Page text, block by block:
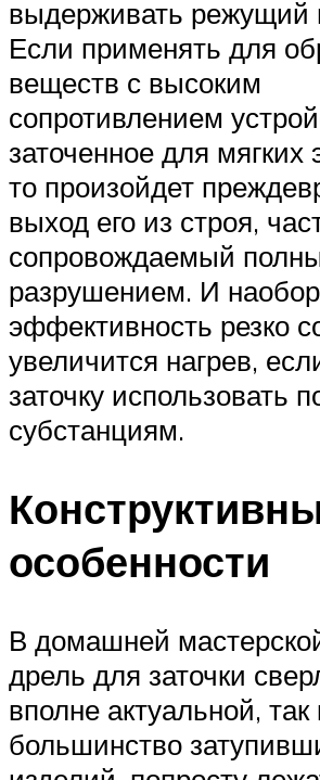
выдерживать режущий
Если применять для
веществ с высоким
сопротивлением
заточенное для мягких
то произойдет
выход его из строя,
сопровождаемый
разрушением. И
эффективность резко
увеличится нагрев,
заточку использовать
субстанциям.
особенности
В домашней
дрель для заточки
вполне актуальной, так
большинство